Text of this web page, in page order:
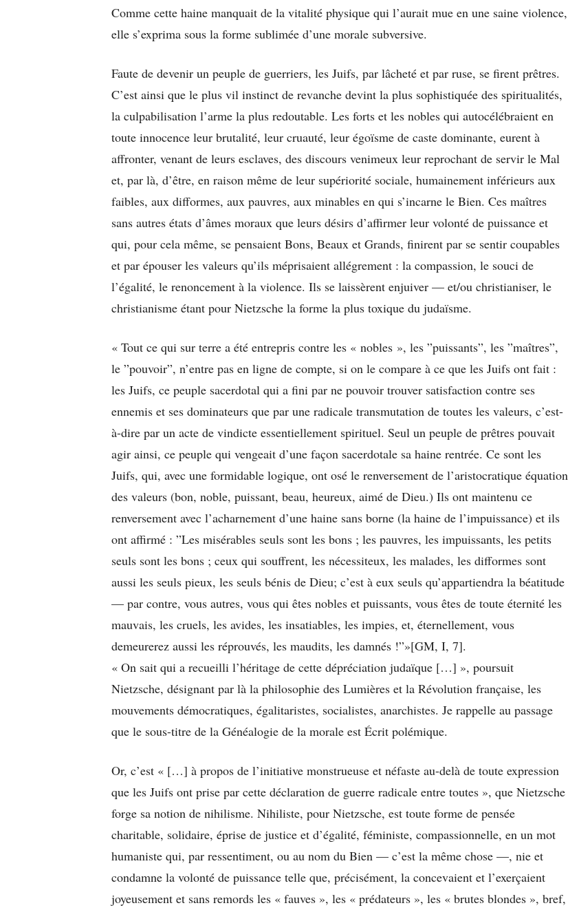
Comme cette haine manquait de la vitalité physique qui l’aurait mue en une saine violence,
elle s’exprima sous la forme sublimée d’une morale subversive.
Faute de devenir un peuple de guerriers, les Juifs, par lâcheté et par ruse, se firent prêtres.
C’est ainsi que le plus vil instinct de revanche devint la plus sophistiquée des spiritualités,
la culpabilisation l’arme la plus redoutable. Les forts et les nobles qui autocélébraient en
toute innocence leur brutalité, leur cruauté, leur égoïsme de caste dominante, eurent à
affronter, venant de leurs esclaves, des discours venimeux leur reprochant de servir le Mal
et, par là, d’être, en raison même de leur supériorité sociale, humainement inférieurs aux
faibles, aux difformes, aux pauvres, aux minables en qui s’incarne le Bien. Ces maîtres
sans autres états d’âmes moraux que leurs désirs d’affirmer leur volonté de puissance et
qui, pour cela même, se pensaient Bons, Beaux et Grands, finirent par se sentir coupables
et par épouser les valeurs qu’ils méprisaient allégrement : la compassion, le souci de
l’égalité, le renoncement à la violence. Ils se laissèrent enjuiver — et/ou christianiser, le
christianisme étant pour Nietzsche la forme la plus toxique du judaïsme.
« Tout ce qui sur terre a été entrepris contre les « nobles », les ”puissants”, les ”maîtres”,
le ”pouvoir”, n’entre pas en ligne de compte, si on le compare à ce que les Juifs ont fait :
les Juifs, ce peuple sacerdotal qui a fini par ne pouvoir trouver satisfaction contre ses
ennemis et ses dominateurs que par une radicale transmutation de toutes les valeurs, c’est-
à-dire par un acte de vindicte essentiellement spirituel. Seul un peuple de prêtres pouvait
agir ainsi, ce peuple qui vengeait d’une façon sacerdotale sa haine rentrée. Ce sont les
Juifs, qui, avec une formidable logique, ont osé le renversement de l’aristocratique équation
des valeurs (bon, noble, puissant, beau, heureux, aimé de Dieu.) Ils ont maintenu ce
renversement avec l’acharnement d’une haine sans borne (la haine de l’impuissance) et ils
ont affirmé : ”Les misérables seuls sont les bons ; les pauvres, les impuissants, les petits
seuls sont les bons ; ceux qui souffrent, les nécessiteux, les malades, les difformes sont
aussi les seuls pieux, les seuls bénis de Dieu; c’est à eux seuls qu’appartiendra la béatitude
— par contre, vous autres, vous qui êtes nobles et puissants, vous êtes de toute éternité les
mauvais, les cruels, les avides, les insatiables, les impies, et, éternellement, vous
demeurerez aussi les réprouvés, les maudits, les damnés !”»[GM, I, 7].
« On sait qui a recueilli l’héritage de cette dépréciation judaïque […] », poursuit
Nietzsche, désignant par là la philosophie des Lumières et la Révolution française, les
mouvements démocratiques, égalitaristes, socialistes, anarchistes. Je rappelle au passage
que le sous-titre de la Généalogie de la morale est Écrit polémique.
Or, c’est « […] à propos de l’initiative monstrueuse et néfaste au-delà de toute expression
que les Juifs ont prise par cette déclaration de guerre radicale entre toutes », que Nietzsche
forge sa notion de nihilisme. Nihiliste, pour Nietzsche, est toute forme de pensée
charitable, solidaire, éprise de justice et d’égalité, féministe, compassionnelle, en un mot
humaniste qui, par ressentiment, ou au nom du Bien — c’est la même chose —, nie et
condamne la volonté de puissance telle que, précisément, la concevaient et l’exerçaient
joyeusement et sans remords les « fauves », les « prédateurs », les « brutes blondes », bref,